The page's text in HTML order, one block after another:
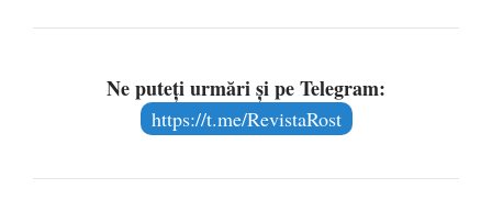
Ne puteți urmări și pe Telegram:
https://t.me/RevistaRost